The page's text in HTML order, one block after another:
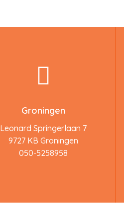
Groningen
Leonard Springerlaan 7
9727 KB Groningen
050-5258958